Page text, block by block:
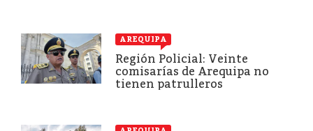
AREQUIPA
Región Policial: Veinte
comisarías de Arequipa no
tienen patrulleros